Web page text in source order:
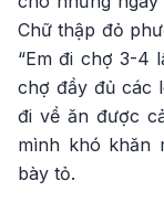
Chữ thập đỏ
“Em đi chợ 3-4
chợ đầy đủ các
đi về ăn được
mình khó khăn
bày tỏ.